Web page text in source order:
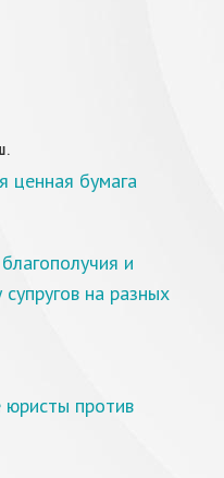
ценная бумага
и
на разных
против